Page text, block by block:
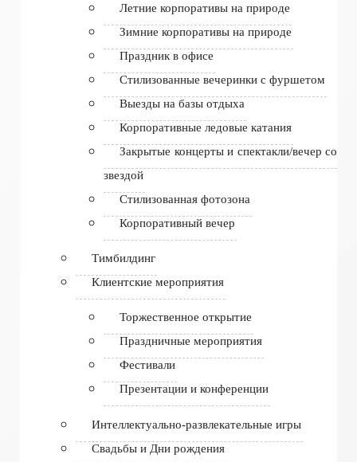
Летние корпоративы на природе
Зимние корпоративы на природе
Праздник в офисе
Стилизованные вечеринки с фуршетом
Выезды на базы отдыха
Корпоративные ледовые катания
Закрытые концерты и спектакли/вечер со
звездой
Стилизованная фотозона
Корпоративный вечер
Тимбилдинг
Клиентские мероприятия
Торжественное открытие
Праздничные мероприятия
Фестивали
Презентации и конференции
Интеллектуально-развлекательные игры
Свадьбы и Дни рождения